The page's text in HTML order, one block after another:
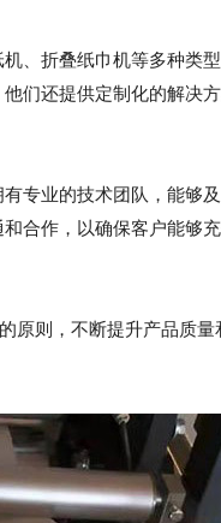
、折叠纸巾机等多种类
们还提供定制化的解决
专业的技术团队，能够
合作，以确保客户能够
原则，不断提升产品质